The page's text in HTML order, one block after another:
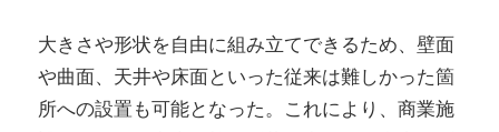
大きさや形状を自由に組み立てできるため、壁面
や曲面、天井や床面といった従来は難しかった箇
所への設置も可能となった。これにより、商業施